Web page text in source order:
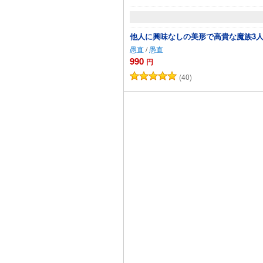
他人に興味なしの美形で高貴な魔族3
愚直/ 愚直
990 円
(40)